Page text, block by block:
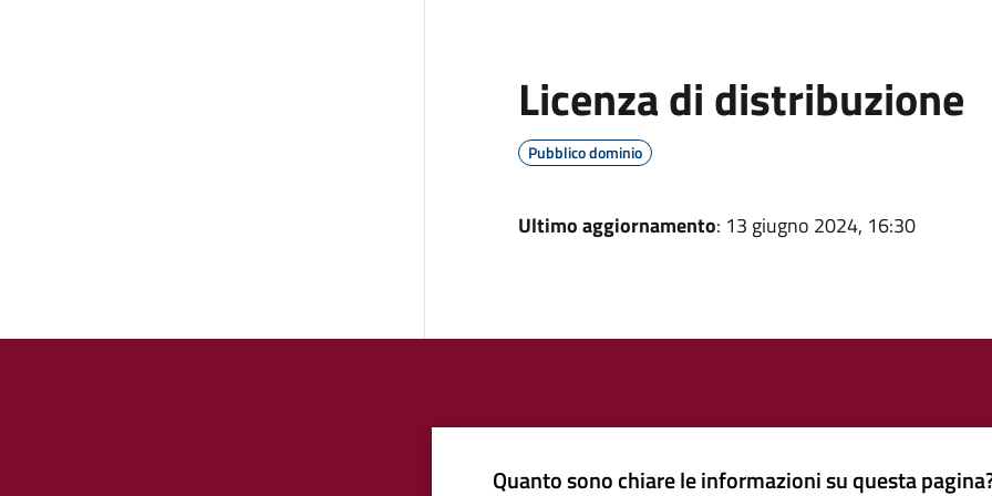
Licenza di distribuzione
Pubblico dominio
Ultimo aggiornamento: 13 giugno 2024, 16:30
Quanto sono chiare le informazioni su questa